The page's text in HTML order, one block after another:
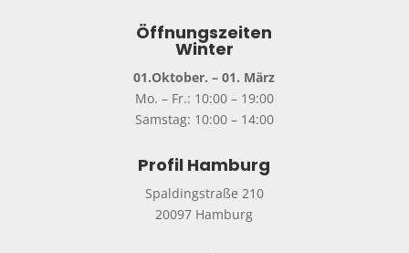
Öffnungszeiten
Winter
01.Oktober. – 01. März
Mo. – Fr.: 10:00 – 19:00
Samstag: 10:00 – 14:00
Profil Hamburg
Spaldingstraße 210
20097 Hamburg